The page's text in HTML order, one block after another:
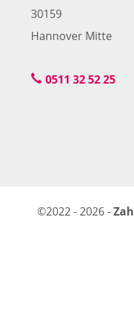
30159
Hannover Mitte
0511 32 52 25
©2022 - 2026 -